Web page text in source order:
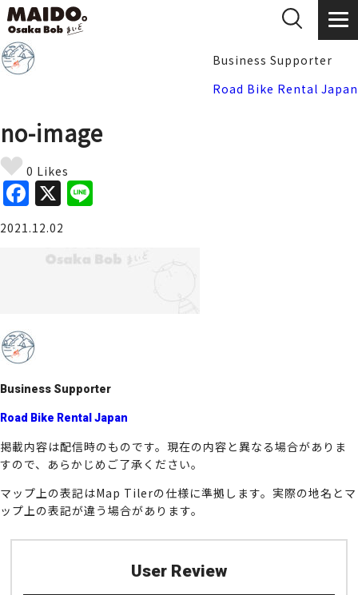
Business Supporter
Road Bike Rental Japan
no-image
0 Likes
F
a
c
o
k
X
e
2021.12.02
Business Supporter
Road Bike Rental Japan
掲載内容は配信時のものです。現在の内容と異なる場合がありま
すので、あらかじめご了承ください。
マップ上の表記はMap Tilerの仕様に準拠します。実際の地名とマ
ップ上の表記が違う場合があります。
User Review